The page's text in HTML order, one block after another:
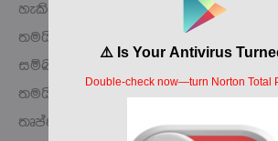
හැකියාව විශාල පරාසයකට
තමයි වේදිකාව. ටෙලිනාට්‍ය ක්ෂේත්‍රයට
සම්බන්ධව ලොකු අත්දැකීමක් අරන්
තමයි වේදිකාව කියන්නෙ. වේදිකා
තෘප්තිය, අත්දැකීම් සහ සම්බන්ධතා